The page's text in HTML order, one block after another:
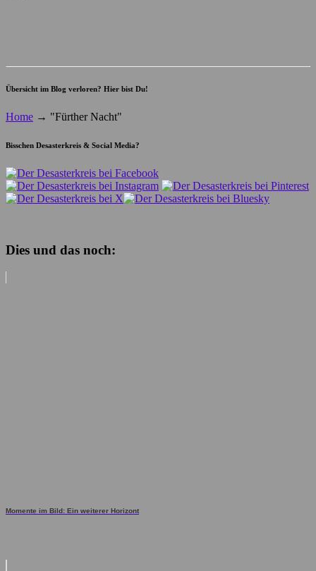
Übersicht im Blog verloren? Hier bist Du!
Home → "Fürther Nacht"
Bisschen Desasterkreis & Social Media?
Dies und das noch:
Momente im Bild: Ein weiterer Horizont